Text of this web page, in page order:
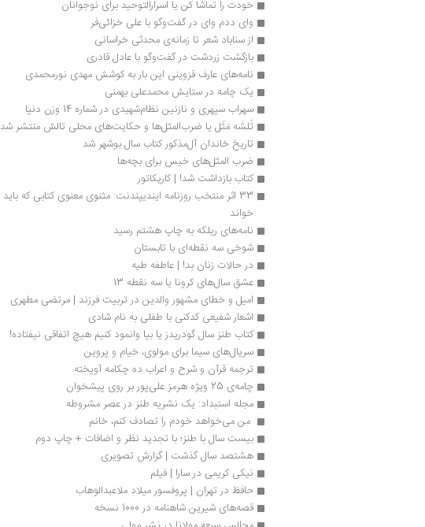
خودت را تماشا کن یا اسرارالتوحید برای نوجوانان
وای ددم وای در گفت‌وگو با علی خزائی‌فر
از سناباد شعر تا زمانه‌ی محدثی خراسانی
بازگشت زردشت در گفت‌وگو با عادل قادری
نامه‌های عارف قزوینی این بار به کوشش مهدی نورمحمدی
یک چامه در ستایش محمدعلی بهمنی
سهراب سپهری و نازنین نظام‌شهیدی در شماره 14 وزن ‌دنیا
تُلشَه مَثَل یا ضرب‌المثل‌ها و حکایت‌های محلی تالش منتشر شد
تاریخ خاندان آل‌مذکور کتاب سال بوشهر شد
ضرب المثل‌های خیس برای بچه‌ها
کتاب بازداشت شد! | کاریکاتور
خواند
نامه‌های ریلکه به چاپ هشتم رسید
شوخی سه نقطه‌ای با تابستان
در حالات زنان بد! | عاطفه طیه
عشق سال‌های ‌کرونا یا سه نقطه 13
امیل و خطای مشهور والدین در تربیت فرزند | مرتضی مطهری
اشعار شفیعی کدکنی با طفلی به نام شادی
کتاب طنز سال گودریدز یا بیا وانمود کنیم هیچ اتفاقی نیفتاده!
سریال‌های سیما برای مولوی، خیام و پروین
ترجمه قرآن و شرح و اعراب ده چکامه آویخته
چامه‌ی 25 ویژه هرمز علی‌پور بر روی پیشخوان
مجله استبداد: یک نشریه طنز در عصر مشروطه
من می‌خواهد خودم را تصادف کنم، خانم
بیست سال با طنز؛ با تجدید نظر و اضافات + چاپ دوم
هشتصد سال گذشت | گزارش تصویری
نیکی کریمی در سارا | فیلم
حافظ در تهران | پروفسور میلاد ملاعبدالوهاب
قصه‌های شیرین شاهنامه در 1000 نسخه